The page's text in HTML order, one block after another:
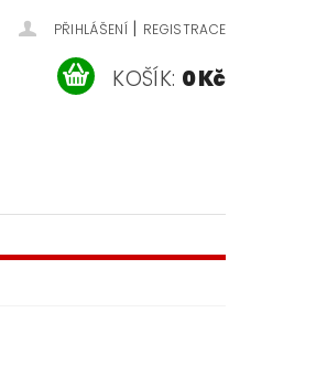
PŘIHLÁŠENÍ | REGISTRACE
KOŠÍK: 0 Kč